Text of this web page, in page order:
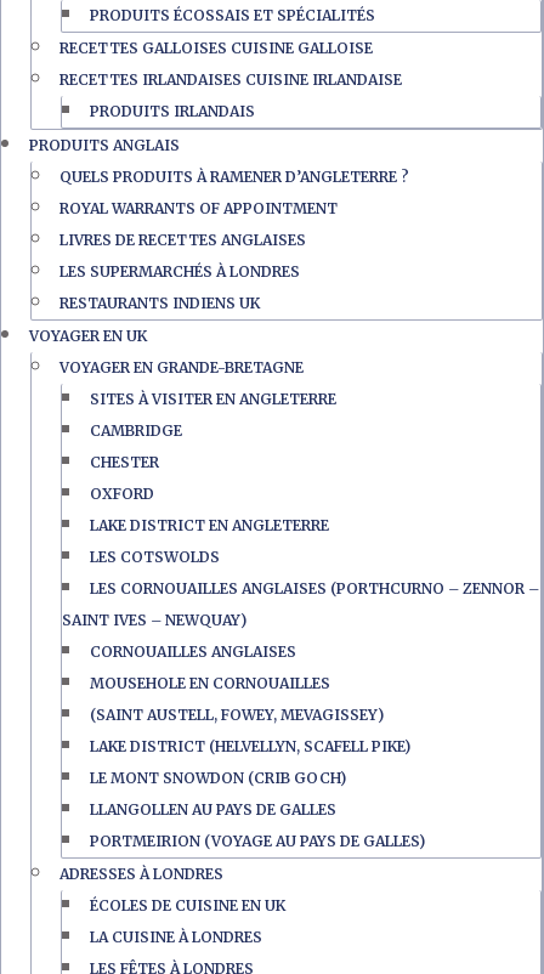
PRODUITS ÉCOSSAIS ET SPÉCIALITÉS
RECETTES GALLOISES CUISINE GALLOISE
RECETTES IRLANDAISES CUISINE IRLANDAISE
PRODUITS IRLANDAIS
PRODUITS ANGLAIS
QUELS PRODUITS À RAMENER D’ANGLETERRE ?
ROYAL WARRANTS OF APPOINTMENT
LIVRES DE RECETTES ANGLAISES
LES SUPERMARCHÉS À LONDRES
RESTAURANTS INDIENS UK
VOYAGER EN UK
VOYAGER EN GRANDE-BRETAGNE
SITES À VISITER EN ANGLETERRE
CAMBRIDGE
CHESTER
OXFORD
LAKE DISTRICT EN ANGLETERRE
LES COTSWOLDS
LES CORNOUAILLES ANGLAISES (PORTHCURNO – ZENNOR –
SAINT IVES – NEWQUAY)
CORNOUAILLES ANGLAISES
MOUSEHOLE EN CORNOUAILLES
(SAINT AUSTELL, FOWEY, MEVAGISSEY)
LAKE DISTRICT (HELVELLYN, SCAFELL PIKE)
LE MONT SNOWDON (CRIB GOCH)
LLANGOLLEN AU PAYS DE GALLES
PORTMEIRION (VOYAGE AU PAYS DE GALLES)
ADRESSES À LONDRES
ÉCOLES DE CUISINE EN UK
LA CUISINE À LONDRES
LES FÊTES À LONDRES